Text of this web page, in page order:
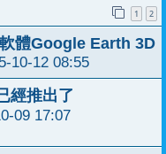
1 2
體Google Earth 3D
10-12 08:55
經推出了
09 17:07